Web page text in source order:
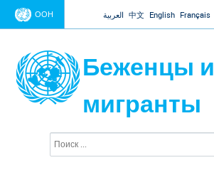
Jump to navigation
ООН العربية 中文 English Français
Беженцы и
мигранты
и